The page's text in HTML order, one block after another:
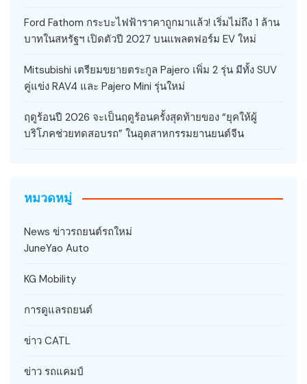
Ford Fathom กระบะไฟฟ้าราคาถูกมาแล้ว! เริ่มไม่ถึง 1 ล้าน
บาทในสหรัฐฯ เปิดตัวปี 2027 บนแพลตฟอร์ม EV ใหม่
Mitsubishi เตรียมขยายตระกูล Pajero เพิ่ม 2 รุ่น มีทั้ง SUV
คู่แข่ง RAV4 และ Pajero Mini รุ่นใหม่
ฤดูร้อนปี 2026 จะเป็นฤดูร้อนครั้งสุดท้ายของ “ยุคให้ผู้
บริโภคช่วยทดสอบรถ” ในอุตสาหกรรมยานยนต์จีน
หมวดหมู่
News ข่าวรถยนต์รถใหม่
JuneYao Auto
KG Mobility
การดูแลรถยนต์
ข่าว CATL
ข่าว รถแคมป์